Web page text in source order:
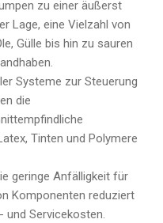
zu einer äußerst
Lage, eine Vielzahl von
Gülle bis hin zu sauren
Systeme zur Steuerung
die
Tinten und Polymere
geringe Anfälligkeit für
Komponenten reduziert
und Servicekosten.